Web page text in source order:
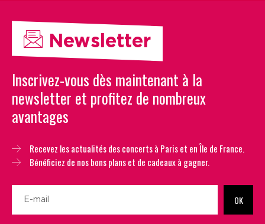
Newsletter
Inscrivez-vous dès maintenant à la
newsletter et profitez de nombreux
avantages
Recevez les actualités des concerts à Paris et en Île de France.
Bénéficiez de nos bons plans et de cadeaux à gagner.
OK